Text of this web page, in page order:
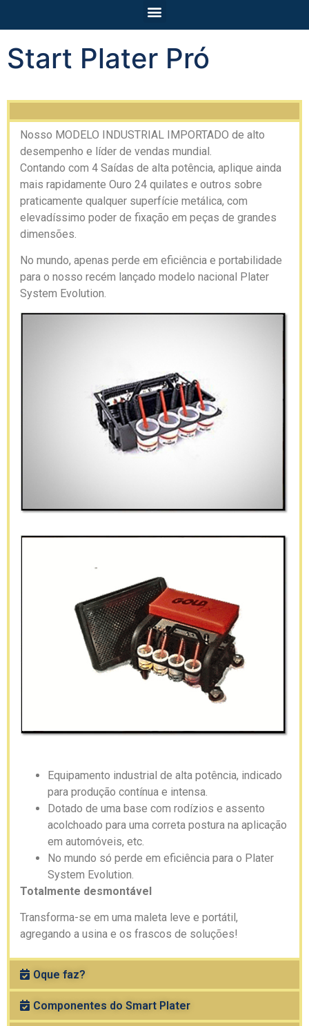
Start Plater Pró
Nosso MODELO INDUSTRIAL IMPORTADO de alto
desempenho e líder de vendas mundial.
Contando com 4 Saídas de alta potência, aplique ainda
mais rapidamente Ouro 24 quilates e outros sobre
praticamente qualquer superfície metálica, com
elevadíssimo poder de fixação em peças de grandes
dimensões.
No mundo, apenas perde em eficiência e portabilidade
para o nosso recém lançado modelo nacional Plater
System Evolution.
Equipamento industrial de alta potência, indicado
para produção contínua e intensa.
Dotado de uma base com rodízios e assento
acolchoado para uma correta postura na aplicação
em automóveis, etc.
No mundo só perde em eficiência para o Plater
System Evolution.
Totalmente desmontável
Transforma-se em uma maleta leve e portátil,
agregando a usina e os frascos de soluções!
Oque faz?
Componentes do Smart Plater